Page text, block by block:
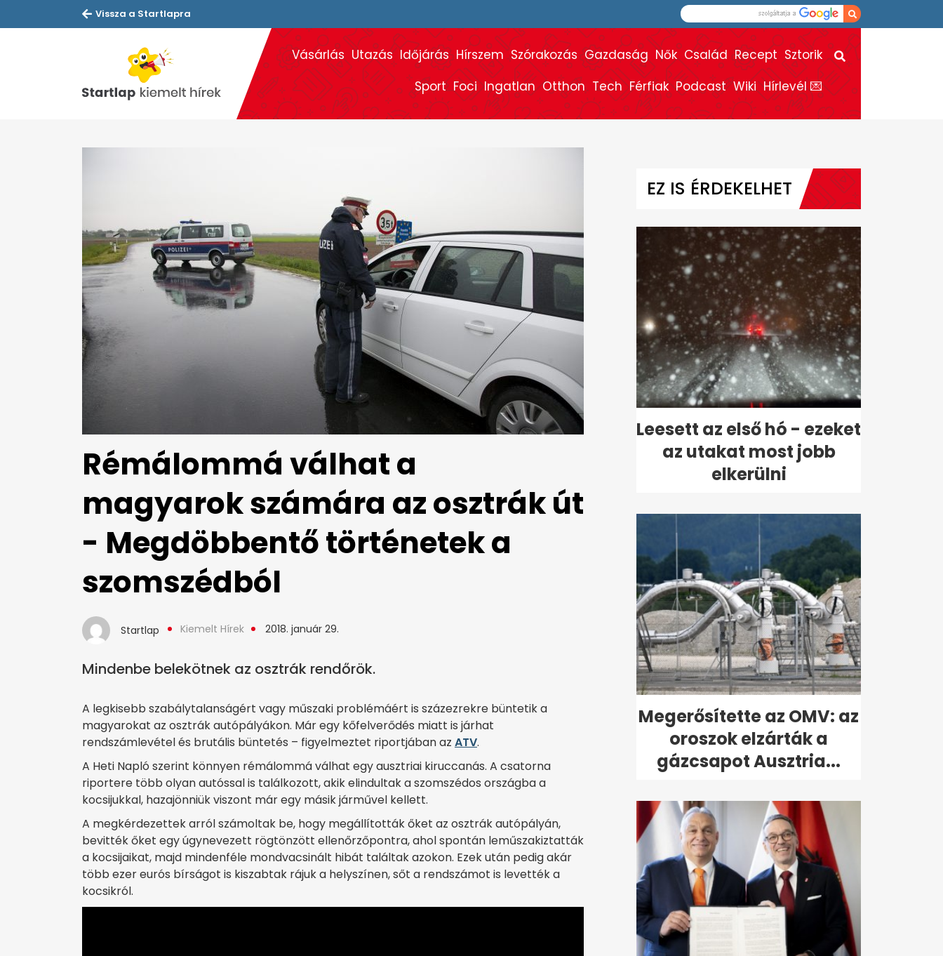
Vissza a Startlapra
Vásárlás Utazás Időjárás Hírszem Szórakozás Gazdaság Nők Család Recept Sztorik
Sport Foci Ingatlan Otthon Tech Férfiak Podcast Wiki Hírlevél 💌
Rémálommá válhat a
magyarok számára az osztrák út
- Megdöbbentő történetek a
szomszédból
Startlap Kiemelt Hírek 2018. január 29.
Mindenbe belekötnek az osztrák rendőrök.
A legkisebb szabálytalanságért vagy műszaki problémáért is százezrekre büntetik a
magyarokat az osztrák autópályákon. Már egy kőfelverődés miatt is járhat
rendszámlevétel és brutális büntetés – figyelmeztet riportjában az ATV.
A Heti Napló szerint könnyen rémálommá válhat egy ausztriai kiruccanás. A csatorna
riportere több olyan autóssal is találkozott, akik elindultak a szomszédos országba a
kocsijukkal, hazajönniük viszont már egy másik járművel kellett.
A megkérdezettek arról számoltak be, hogy megállították őket az osztrák autópályán,
bevitték őket egy úgynevezett rögtönzött ellenőrzőpontra, ahol spontán leműszakiztatták
a kocsijaikat, majd mindenféle mondvacsinált hibát találtak azokon. Ezek után pedig akár
több ezer eurós bírságot is kiszabtak rájuk a helyszínen, sőt a rendszámot is levették a
kocsikról.
EZ IS ÉRDEKELHET
Leesett az első hó - ezeket
az utakat most jobb
elkerülni
Megerősítette az OMV: az
oroszok elzárták a
gázcsapot Ausztria...